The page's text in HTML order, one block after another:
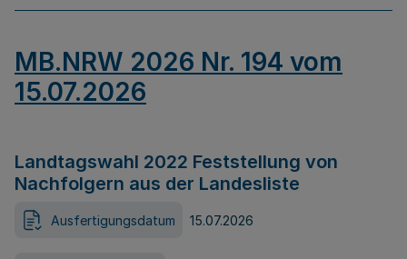
MB.NRW 2026 Nr. 194 vom
15.07.2026
Landtagswahl 2022 Feststellung von
Nachfolgern aus der Landesliste
Ausfertigungsdatum 15.07.2026